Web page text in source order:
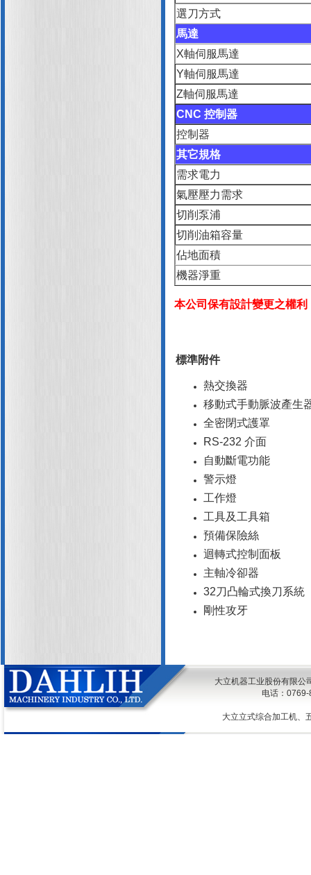
選刀方式
馬達
X軸伺服馬達
Y軸伺服馬達
Z軸伺服馬達
CNC 控制器
控制器
其它規格
需求電力
氣壓壓力需求
切削泵浦
切削油箱容量
佔地面積
機器淨重
本公司保有設計變更之權
標準附件
熱交換器
移動式手動脈波產生
全密閉式護罩
RS-232 介面
自動斷電功能
警示燈
工作燈
工具及工具箱
預備保險絲
迴轉式控制面板
主軸冷卻器
32刀凸輪式換刀系統
剛性攻牙
大立机器工业股份有限公
电话：0769-
大立立式综合加工机、